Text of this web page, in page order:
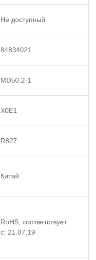
Не доступный
84834021
MD50.2-1
X0E1
R827
Китай
RoHS, соответствует
с: 21.07.19